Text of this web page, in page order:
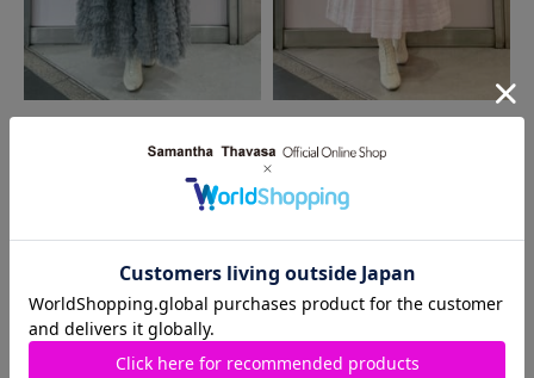
同じ商品を使ったコーディネート